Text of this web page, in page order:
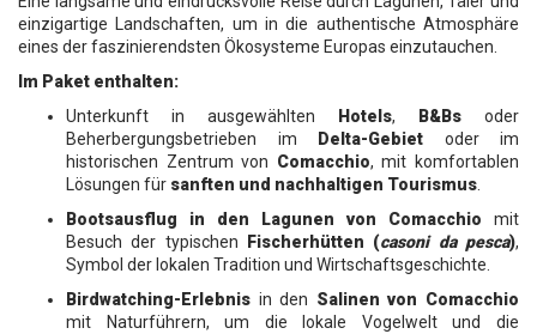
einzigartige Landschaften, um in die authentische Atmosphäre
eines der faszinierendsten Ökosysteme Europas einzutauchen.
Im Paket enthalten:
Unterkunft in ausgewählten
Hotels, B&Bs oder
Beherbergungsbetrieben im
Delta-Gebiet oder im
historischen Zentrum von Comacchio, mit komfortablen
Lösungen für sanften und nachhaltigen Tourismus
Bootsausflug in den Lagunen von Comacchio mit
Besuch der typischen
Fischerhütten (casoni da pesca),
Symbol der lokalen Tradition und Wirtschaftsgeschichte.
Birdwatching-Erlebnis in den Salinen von Comacchio
mit Naturführern, um die lokale Vogelwelt und die